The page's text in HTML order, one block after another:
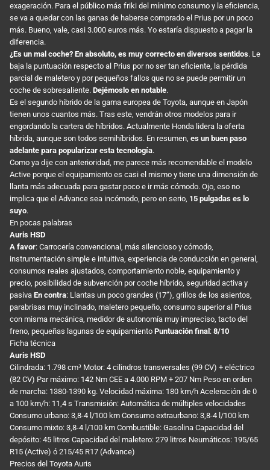
exageración. Para el público más friki del mínimo consumo y la eficiencia,
se va a quedar con las ganas de haberse comprado el Prius por un poco
más. Bueno, vale, casi 3.000 euros más. Yo estaría dispuesto a pagar la
diferencia.
¿Es un mal coche? En absoluto, es muy correcto en diversos sentidos. Le
baja la puntuación respecto al Prius por no ser tan eficiente, la pérdida
parcial de maletero y por pequeños fallos que no se puede permitir un
coche de sobresaliente. Dejémoslo en notable.
Es el segundo híbrido de la gama europea de Toyota, aunque en Japón
tienen unos cuantos más. Tras este, vendrán otros modelos para ir
engordando la cartera de híbridos. Actualmente Honda lidera la oferta
híbrida, aunque son todos semihíbridos. En resumen, es un buen paso
adelante para popularizar esta tecnología.
Como ya dije con anterioridad, me parece más recomendable el modelo
Active porque el equipamiento es casi el mismo y tiene una dimensión de
llanta más adecuada para gastar poco e ir más cómodo. Ojo, eso no
implica que el Advance sea incómodo, pero en serio, 15 pulgadas es lo
suyo.
En pocas palabras
Auris HSD
A favor: Carrocería convencional, más silencioso y cómodo,
instrumentación simple e intuitiva, experiencia de conducción en general,
consumos reales ajustados, comportamiento noble, equipamiento y
precio, posibilidad de subvención por coche híbrido, seguridad activa y
pasiva En contra: Llantas un poco grandes (17”), grillos de los asientos,
parabrisas muy inclinado, maletero pequeño, consumo superior al Prius
con misma mecánica, medidor de autonomía muy impreciso, tacto del
freno, pequeñas lagunas de equipamiento Puntuación final: 8/10
Ficha técnica
Auris HSD
Cilindrada: 1.798 cm³ Motor: 4 cilindros transversales (99 CV) + eléctrico
(82 CV) Par máximo: 142 Nm CEE a 4.000 RPM + 207 Nm Peso en orden
de marcha: 1380-1390 kg. Velocidad máxima: 180 km/h Aceleración de 0
a 100 km/h: 11,4 s Transmisión: Automática de múltiples velocidades
Consumo urbano: 3,8-4 l/100 km Consumo extraurbano: 3,8-4 l/100 km
Consumo mixto: 3,8-4 l/100 km Combustible: Gasolina Capacidad del
depósito: 45 litros Capacidad del maletero: 279 litros Neumáticos: 195/65
R15 (Active) ó 215/45 R17 (Advance)
Precios del Toyota Auris